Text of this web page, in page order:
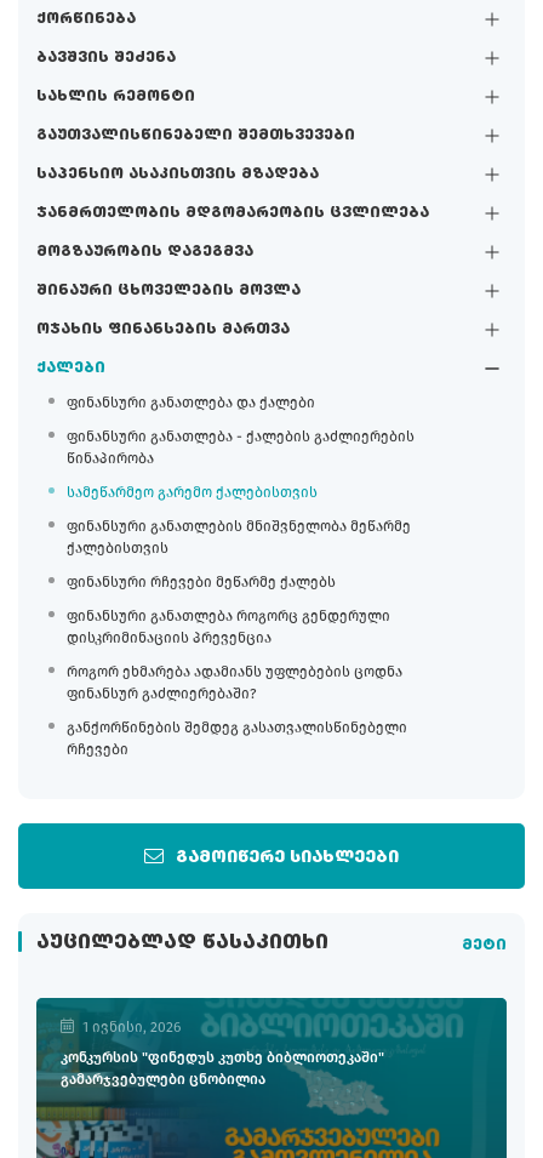
ქორწინება
ბავშვის შეძენა
სახლის რემონტი
გაუთვალისწინებელი შემთხვევები
საპენსიო ასაკისთვის მზადება
ჯანმრთელობის მდგომარეობის ცვლილება
მოგზაურობის დაგეგმვა
შინაური ცხოველების მოვლა
ოჯახის ფინანსების მართვა
ქალები
ფინანსური განათლება და ქალები
ფინანსური განათლება - ქალების გაძლიერების
წინაპირობა
სამეწარმეო გარემო ქალებისთვის
ფინანსური განათლების მნიშვნელობა მეწარმე
ქალებისთვის
ფინანსური რჩევები მეწარმე ქალებს
ფინანსური განათლება როგორც გენდერული
დისკრიმინაციის პრევენცია
როგორ ეხმარება ადამიანს უფლებების ცოდნა
ფინანსურ გაძლიერებაში?
განქორწინების შემდეგ გასათვალისწინებელი
რჩევები
გამოიწერე სიახლეები
ᲐᲣᲪᲘᲚᲔᲑᲚᲐᲓ ᲬᲐᲡᲐᲙᲘᲗᲮᲘ მეტი
1 ივნისი, 2026
კონკურსის "ფინედუს კუთხე ბიბლიოთეკაში"
გამარჯვებულები ცნობილია